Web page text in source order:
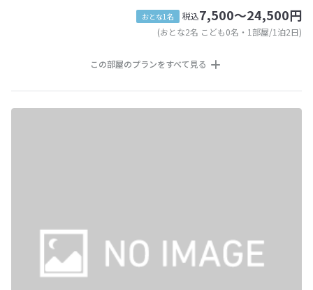
おとな1名 税込7,500～24,500円
(おとな2名 こども0名・1部屋/1泊2日)
この部屋のプランをすべて見る